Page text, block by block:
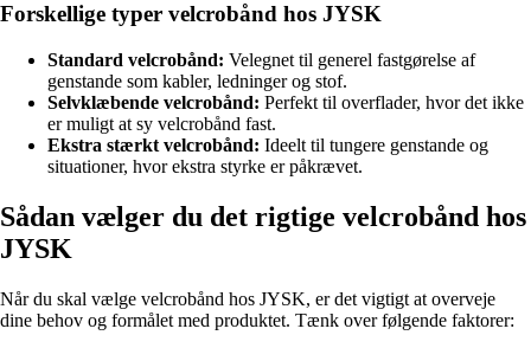
Forskellige typer velcrobånd hos JYSK
Standard velcrobånd: Velegnet til generel fastgørelse af
genstande som kabler, ledninger og stof.
Selvklæbende velcrobånd: Perfekt til overflader, hvor det ikke
er muligt at sy velcrobånd fast.
Ekstra stærkt velcrobånd: Ideelt til tungere genstande og
situationer, hvor ekstra styrke er påkrævet.
Sådan vælger du det rigtige velcrobånd hos
JYSK
Når du skal vælge velcrobånd hos JYSK, er det vigtigt at overveje
dine behov og formålet med produktet. Tænk over følgende faktorer: